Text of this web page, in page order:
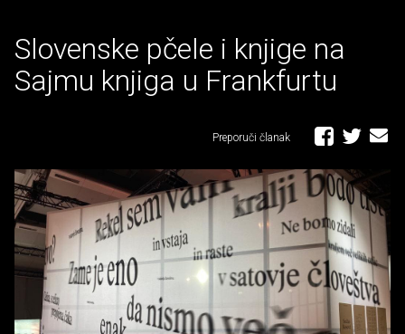
Slovenske pčele i knjige na
Sajmu knjiga u Frankfurtu
Preporuči članak